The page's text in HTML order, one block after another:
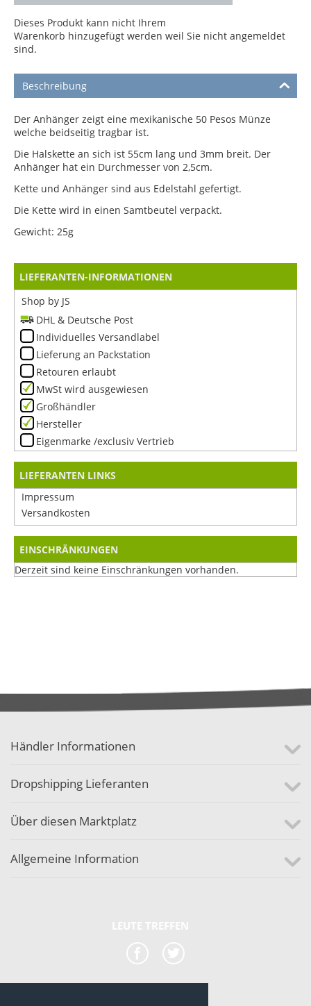
Dieses Produkt kann nicht Ihrem
Warenkorb hinzugefügt werden weil Sie nicht angemeldet
sind.
Beschreibung
Der Anhänger zeigt eine mexikanische 50 Pesos Münze
welche beidseitig tragbar ist.
Die Halskette an sich ist 55cm lang und 3mm breit. Der
Anhänger hat ein Durchmesser von 2,5cm.
Kette und Anhänger sind aus Edelstahl gefertigt.
Die Kette wird in einen Samtbeutel verpackt.
Gewicht: 25g
LIEFERANTEN-INFORMATIONEN
Shop by JS
DHL & Deutsche Post
Individuelles Versandlabel
Lieferung an Packstation
Retouren erlaubt
MwSt wird ausgewiesen
Großhändler
Hersteller
Eigenmarke /exclusiv Vertrieb
LIEFERANTEN LINKS
Impressum
Versandkosten
EINSCHRÄNKUNGEN
Derzeit sind keine Einschränkungen vorhanden.
Händler Informationen
Dropshipping Lieferanten
Über diesen Marktplatz
Allgemeine Information